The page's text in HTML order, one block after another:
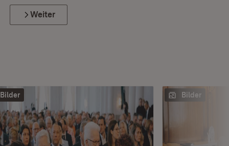
Weiter
Bilder Bilder